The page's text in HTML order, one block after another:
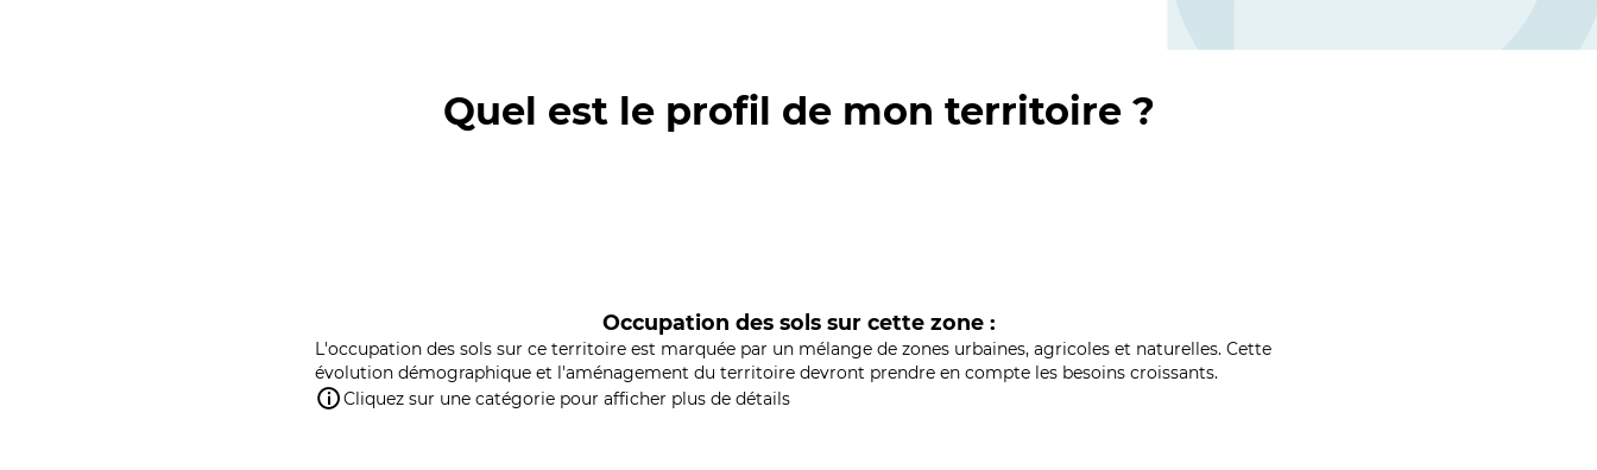
Quel est le profil de mon territoire ?
Occupation des sols sur cette zone :
L'occupation des sols sur ce territoire est marquée par un mélange de zones urbaines, agricoles et naturelles. Cette
évolution démographique et l'aménagement du territoire devront prendre en compte les besoins croissants.
Cliquez sur une catégorie pour afficher plus de détails